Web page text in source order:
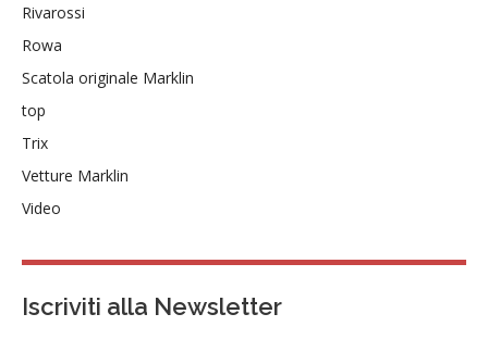
Rivarossi
Rowa
Scatola originale Marklin
top
Trix
Vetture Marklin
Video
Iscriviti alla Newsletter